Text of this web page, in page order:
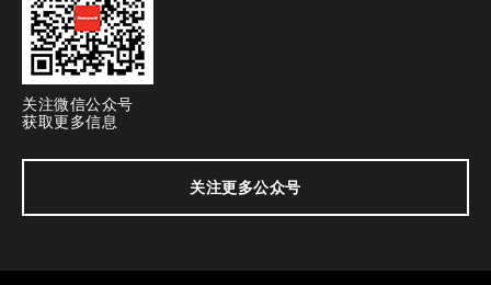
关注微信公众号
获取更多信息
关注更多公众号